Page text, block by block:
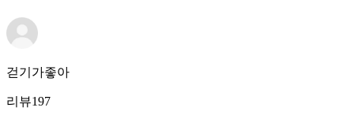
걷기가좋아
리뷰197